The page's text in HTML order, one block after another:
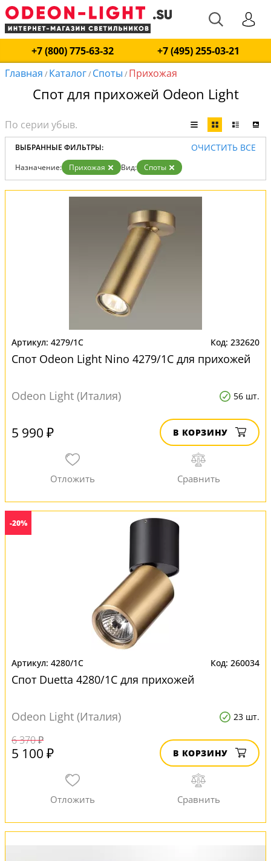
+7 (800) 775-63-32
+7 (495) 255-03-21
Главная / Каталог/ Споты / Прихожая
Спот для прихожей Odeon Light
ВЫБРАННЫЕ ФИЛЬТРЫ: ОЧИСТИТЬ ВСЕ
Назначение: Прихожая Вид: Споты
4279/1C 232620
Спот Odeon Light Nino 4279/1C для прихожей
Odeon Light (Италия) 56 шт.
5 990 ₽ В КОРЗИНУ
-20%
4280/1C 260034
Спот Duetta 4280/1C для прихожей
Odeon Light (Италия) 23 шт.
6 370 ₽
5 100 ₽ В КОРЗИНУ